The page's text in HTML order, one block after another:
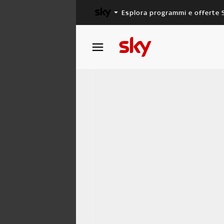
Esplora programmi e offerte